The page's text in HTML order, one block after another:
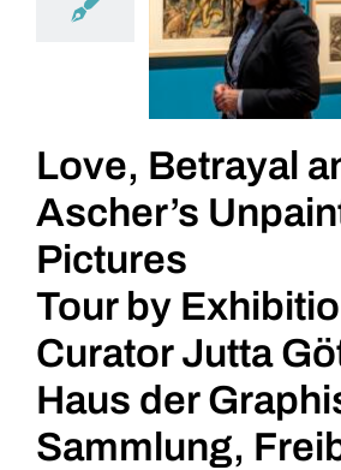
Love, Betrayal
Ascher’s
Pictures
Tour by
Curator Jutta
Haus der
Sammlung,